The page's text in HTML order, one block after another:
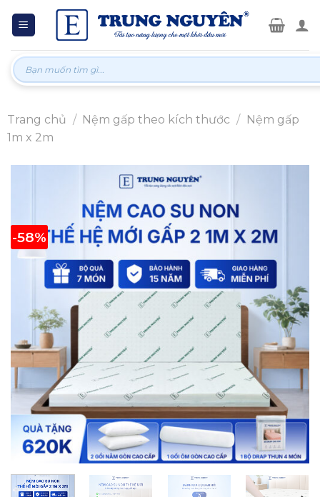
Tìm
kiếm:
Trang chủ / Nệm gấp theo kích thước / Nệm gấp
1m x 2m
-58%